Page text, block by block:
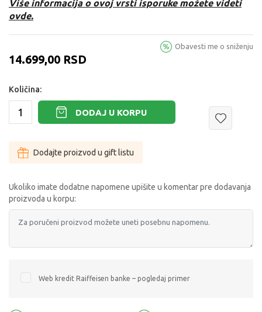
Više informacija o ovoj vrsti isporuke možete videti
ovde.
14.699,00 RSD
Obavesti me o sniženju
Količina:
DODAJ U KORPU
Dodajte proizvod u gift listu
Ukoliko imate dodatne napomene upišite u komentar pre dodavanja
proizvoda u korpu:
Web kredit Raiffeisen banke – pogledaj primer